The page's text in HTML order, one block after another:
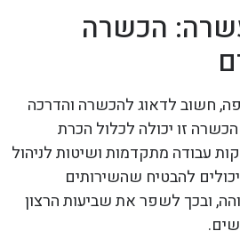
הכשרה
חשוב לדאוג להכשרה והדרכה
זו יכולה לכלול הכרת
עבודה מתקדמות ושיטות לניהול
להבטיח שהשירותים
ובכך לשפר את שביעות הרצון